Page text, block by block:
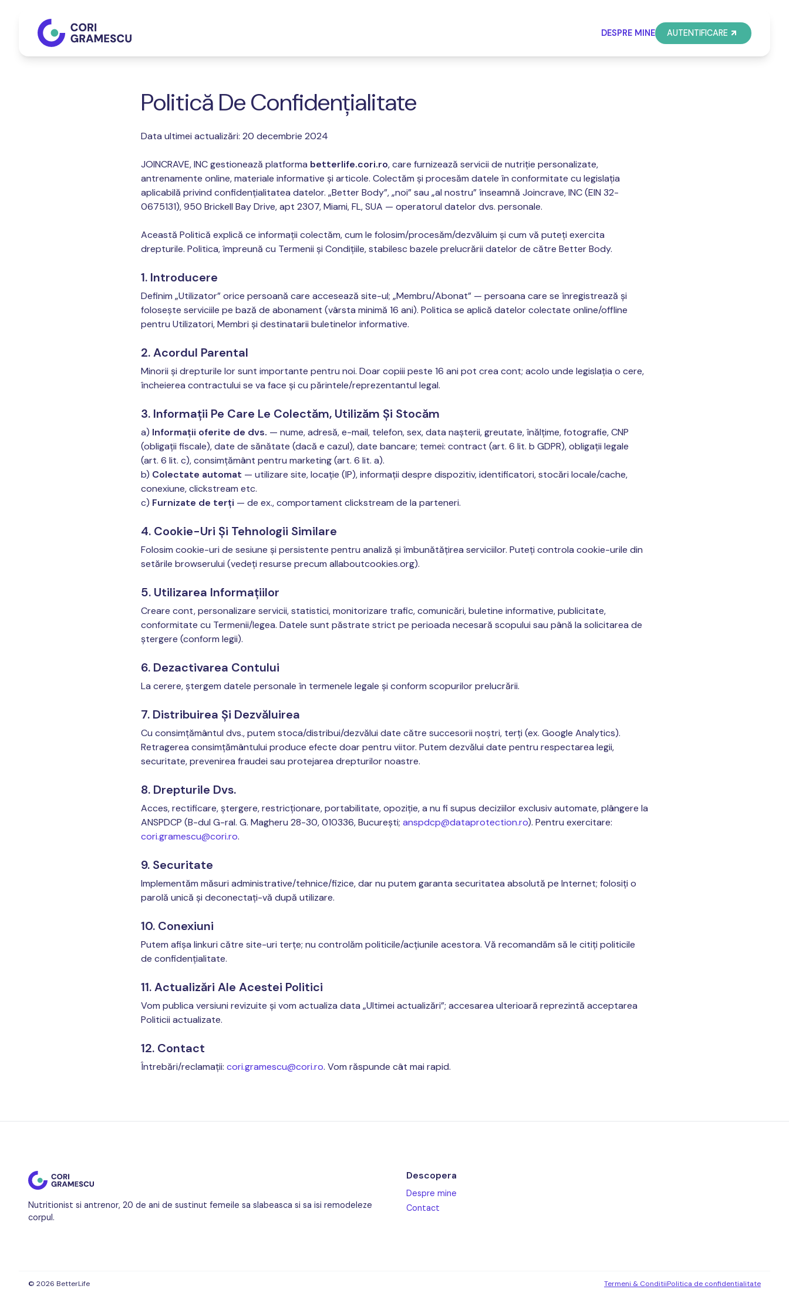
DESPRE MINE AUTENTIFICARE
Politică De Confidențialitate
Data ultimei actualizări: 20 decembrie 2024
JOINCRAVE, INC gestionează platforma betterlife.cori.ro, care furnizează servicii de nutriție personalizate,
antrenamente online, materiale informative și articole. Colectăm și procesăm datele în conformitate cu legislația
aplicabilă privind confidențialitatea datelor. „Better Body”, „noi” sau „al nostru” înseamnă Joincrave, INC (EIN 32-
0675131), 950 Brickell Bay Drive, apt 2307, Miami, FL, SUA — operatorul datelor dvs. personale.
Această Politică explică ce informații colectăm, cum le folosim/procesăm/dezvăluim și cum vă puteți exercita
drepturile. Politica, împreună cu Termenii și Condițiile, stabilesc bazele prelucrării datelor de către Better Body.
1. Introducere
Definim „Utilizator” orice persoană care accesează site-ul; „Membru/Abonat” — persoana care se înregistrează și
folosește serviciile pe bază de abonament (vârsta minimă 16 ani). Politica se aplică datelor colectate online/offline
pentru Utilizatori, Membri și destinatarii buletinelor informative.
2. Acordul Parental
Minorii și drepturile lor sunt importante pentru noi. Doar copiii peste 16 ani pot crea cont; acolo unde legislația o cere,
încheierea contractului se va face și cu părintele/reprezentantul legal.
3. Informații Pe Care Le Colectăm, Utilizăm Și Stocăm
a) Informații oferite de dvs. — nume, adresă, e-mail, telefon, sex, data nașterii, greutate, înălțime, fotografie, CNP
(obligații fiscale), date de sănătate (dacă e cazul), date bancare; temei: contract (art. 6 lit. b GDPR), obligații legale
(art. 6 lit. c), consimțământ pentru marketing (art. 6 lit. a).
b) Colectate automat — utilizare site, locație (IP), informații despre dispozitiv, identificatori, stocări locale/cache,
conexiune, clickstream etc.
c) Furnizate de terți — de ex., comportament clickstream de la parteneri.
4. Cookie-Uri Și Tehnologii Similare
Folosim cookie-uri de sesiune și persistente pentru analiză și îmbunătățirea serviciilor. Puteți controla cookie-urile din
setările browserului (vedeți resurse precum allaboutcookies.org).
5. Utilizarea Informațiilor
Creare cont, personalizare servicii, statistici, monitorizare trafic, comunicări, buletine informative, publicitate,
conformitate cu Termenii/legea. Datele sunt păstrate strict pe perioada necesară scopului sau până la solicitarea de
ștergere (conform legii).
6. Dezactivarea Contului
La cerere, ștergem datele personale în termenele legale și conform scopurilor prelucrării.
7. Distribuirea Și Dezvăluirea
Cu consimțământul dvs., putem stoca/distribui/dezvălui date către succesorii noștri, terți (ex. Google Analytics).
Retragerea consimțământului produce efecte doar pentru viitor. Putem dezvălui date pentru respectarea legii,
securitate, prevenirea fraudei sau protejarea drepturilor noastre.
8. Drepturile Dvs.
Acces, rectificare, ștergere, restricționare, portabilitate, opoziție, a nu fi supus deciziilor exclusiv automate, plângere la
ANSPDCP (B-dul G-ral. G. Magheru 28-30, 010336, București; anspdcp@dataprotection.ro). Pentru exercitare:
cori.gramescu@cori.ro.
9. Securitate
Implementăm măsuri administrative/tehnice/fizice, dar nu putem garanta securitatea absolută pe Internet; folosiți o
parolă unică și deconectați-vă după utilizare.
10. Conexiuni
Putem afișa linkuri către site-uri terțe; nu controlăm politicile/acțiunile acestora. Vă recomandăm să le citiți politicile
de confidențialitate.
11. Actualizări Ale Acestei Politici
Vom publica versiuni revizuite și vom actualiza data „Ultimei actualizări”; accesarea ulterioară reprezintă acceptarea
Politicii actualizate.
12. Contact
Întrebări/reclamații: cori.gramescu@cori.ro. Vom răspunde cât mai rapid.
Nutritionist si antrenor, 20 de ani de sustinut femeile sa slabeasca si sa isi remodeleze
corpul.
Descopera
Despre mine
Contact
© 2026 BetterLife Termeni & ConditiiPolitica de confidentialitate